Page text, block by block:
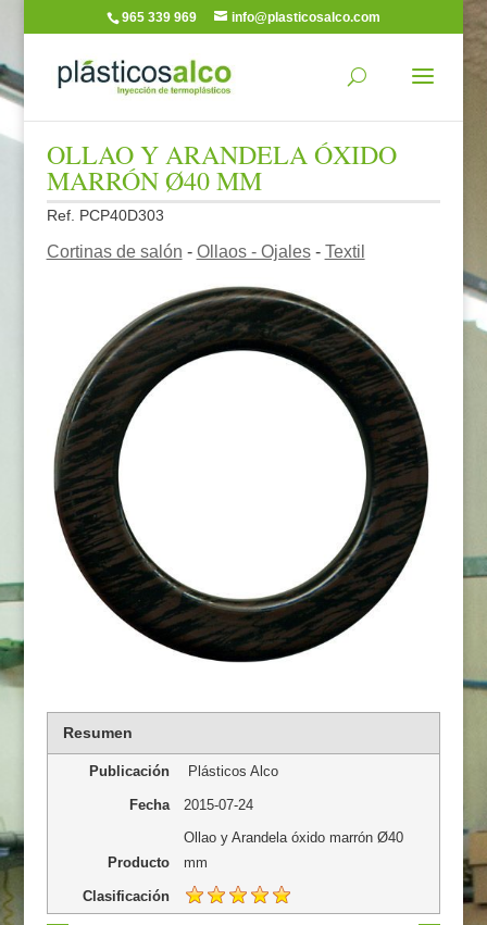
965 339 969 info@plasticosalco.com
OLLAO Y ARANDELA ÓXIDO
MARRÓN Ø40 MM
Ref. PCP40D303
Cortinas de salón - Ollaos - Ojales- Textil
Resumen
Publicación Plásticos Alco
Fecha 2015-07-24
Producto
Ollao y Arandela óxido marrón Ø40
mm
Clasificación